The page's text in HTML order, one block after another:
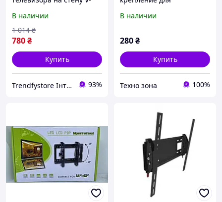
кронштейн для
телевизора плазмы
настен
В наличии
780₴
1 014 ₴
Купить
Trendfystore Інтерент магазин 93%
14"-42" Черный
В наличии
280₴
Купить
Техно зона 100%